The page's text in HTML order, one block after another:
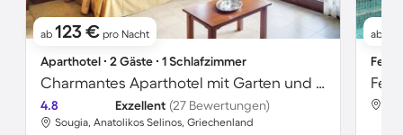
ab 123 € pro Nacht
Aparthotel ∙ 2 Gäste ∙ 1 Schlafzimmer
Charmantes Aparthotel mit Garten und Terrasse | Neben dem Strand | Ideal für Homeoffice
4.8 Exzellent (27 Bewertungen)
Sougia, Anatolikos Selinos, Griechenland
ab